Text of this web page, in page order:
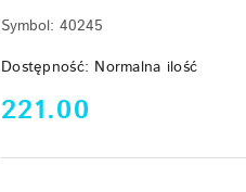
Symbol: 40245
Dostępność: Normalna ilość
cena:
221.00